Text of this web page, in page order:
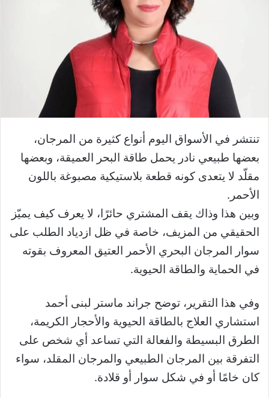
تنتشر في الأسواق اليوم أنواع كثيرة من المرجان،
بعضها طبيعي نادر يحمل طاقة البحر العميقة، وبعضها
مقلّد لا يتعدى كونه قطعة بلاستيكية مصبوغة باللون
الأحمر.
وبين هذا وذاك يقف المشتري حائرًا، لا يعرف كيف يميّز
الحقيقي من المزيف، خاصة في ظل ازدياد الطلب على
سوار المرجان البحري الأحمر العتيق المعروف بقوته
في الحماية والطاقة الحيوية.
وفي هذا التقرير، توضح جراند ماستر لبنى أحمد
استشاري العلاج بالطاقة الحيوية والأحجار الكريمة،
الطرق البسيطة والفعالة التي تساعد أي شخص على
التفرقة بين المرجان الطبيعي والمرجان المقلد، سواء
كان خامًا أو في شكل سوار أو قلادة.